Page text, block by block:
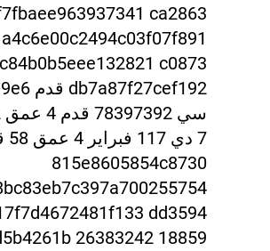
ca2863
0c2494c03f07f891
c0873
db7a87f27cef
815e8605854c8730
26383242